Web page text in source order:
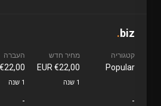
.biz
קטגוריה
Popular
מחיר חדש
€22,00 EUR
1 שנה
העברה
€22,00 EUR
1 שנה
-
-